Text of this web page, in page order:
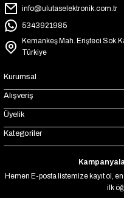
info@ulutaselektronik.com.tr
5343921985
Kemankeş Mah. Erişteci
Türkiye
Kurumsal
Alışveriş
Üyelik
Kategoriler
Hemen E-posta listemize kayıt ol,
ilk